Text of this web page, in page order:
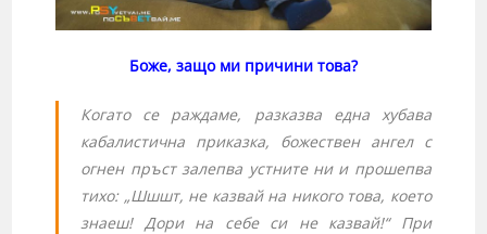
Боже, защо ми причини това?
Когато се раждаме, разказва една хубава
кабалистична приказка, божествен ангел с
огнен пръст залепва устните ни и прошепва
тихо: „Шшшт, не казвай на никого това, което
знаеш! Дори на себе си не казвай!“ При